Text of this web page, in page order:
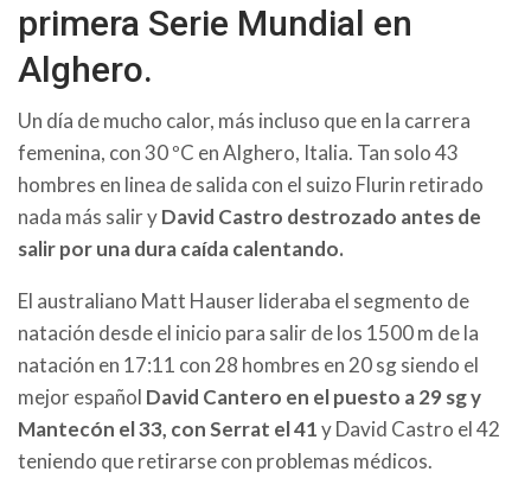
primera Serie Mundial en
Alghero.
Un día de mucho calor, más incluso que en la carrera
femenina, con 30 ºC en Alghero, Italia. Tan solo 43
hombres en linea de salida con el suizo Flurin retirado
nada más salir yDavid Castro destrozado antes de
salir por una dura caída calentando.
El australiano Matt Hauser lideraba el segmento de
natación desde el inicio para salir de los 1500 m de la
natación en 17:11 con 28 hombres en 20 sg siendo el
mejor español David Cantero en el puesto a 29 sg y
Mantecón el 33, con Serrat el 41y David Castro el 42
teniendo que retirarse con problemas médicos.